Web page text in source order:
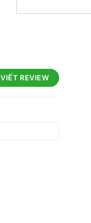
VIẾT REVIEW